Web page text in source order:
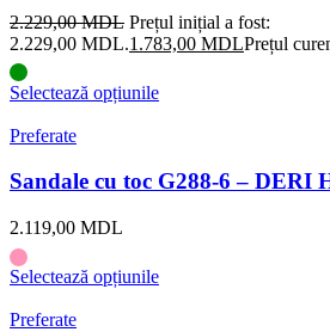
2.229,00MDL Prețul inițial a fost:
2.229,00 MDL.1.783,00 MDLPrețul
Selectează opțiunile
Preferate
Sandale cu toc G288-6 – DERI
2.119,00 MDL
Selectează opțiunile
Preferate